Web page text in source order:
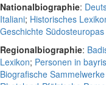
Nationalbiographie:
Italiani; Historisches
Geschichte Südosteuropas
Regionalbiographie:
Lexikon; Personen in
Biografische